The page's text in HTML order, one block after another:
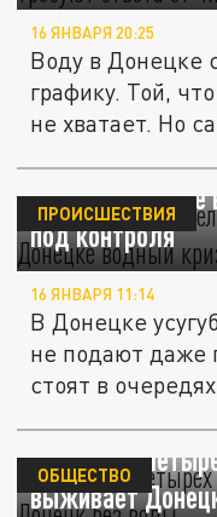
16 ЯНВАРЯ 20:25
Воду в Донецке
графику. Той,
не хватает. Но
Краны сухие
часы. В
под контроля
ПРОИСШЕСТВИЯ
16 ЯНВАРЯ 11:14
В Донецке
не подают даже
стоят в
Очередь с
выживает
ОБЩЕСТВО